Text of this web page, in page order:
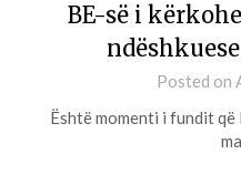
BE-së i
Posted on
Është momenti i fundit